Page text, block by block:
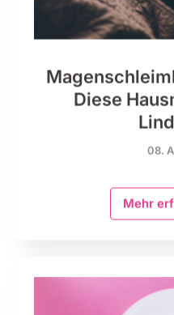
Diese
08.
Mehr